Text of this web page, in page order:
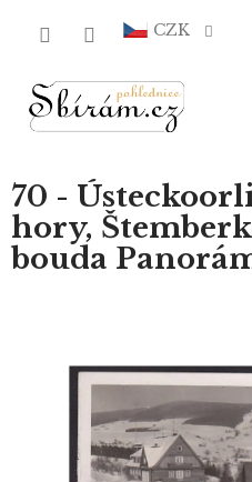
CZK
70 -
hory,
bouda